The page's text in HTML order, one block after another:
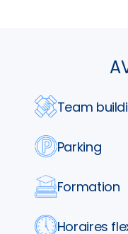
Team
Parking
Formation
Horaires